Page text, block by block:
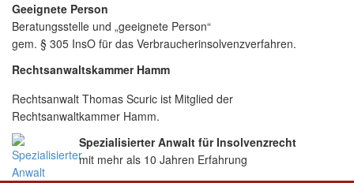
Geeignete Person
Beratungsstelle und „geeignete Person“
gem. § 305 InsO für das Verbraucherinsolvenzverfahren.
Rechtsanwaltskammer Hamm
Rechtsanwalt Thomas Scuric ist Mitglied der
Rechtsanwaltkammer Hamm.
Spezialisierter Anwalt für Insolvenzrecht
mit mehr als 10 Jahren Erfahrung